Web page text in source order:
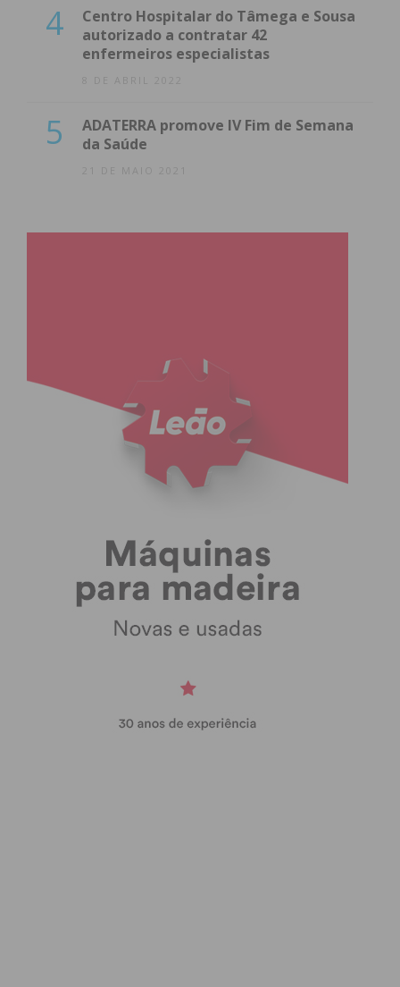
4
Centro Hospitalar do Tâmega e Sousa
autorizado a contratar 42
enfermeiros especialistas
8 DE ABRIL 2022
5
ADATERRA promove IV Fim de Semana
da Saúde
21 DE MAIO 2021